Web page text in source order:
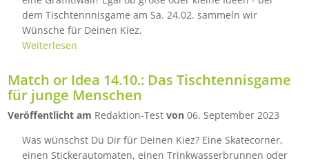
dem Tischtennnisgame am Sa. 24.02. sammeln wir
Wünsche für Deinen Kiez.
Weiterlesen
Match or Idea 14.10.: Das Tischtennisgame
für junge Menschen
Veröffentlicht am Redaktion-Test von 06. September 2023
Was wünschst Du Dir für Deinen Kiez? Eine Skatecorner,
einen Stickerautomaten, einen Trinkwasserbrunnen oder